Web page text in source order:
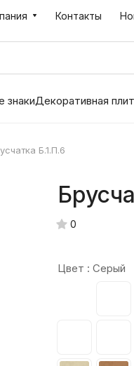
Контакты
знакиДекоративная
Б.1.П.6
0
Цвет : Серый